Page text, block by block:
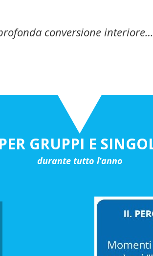
conversione
PER GRUPPI E
durante tutto l’anno